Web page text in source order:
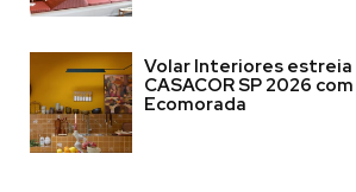
Volar Interiores estreia
CASACOR SP 2026
Ecomorada